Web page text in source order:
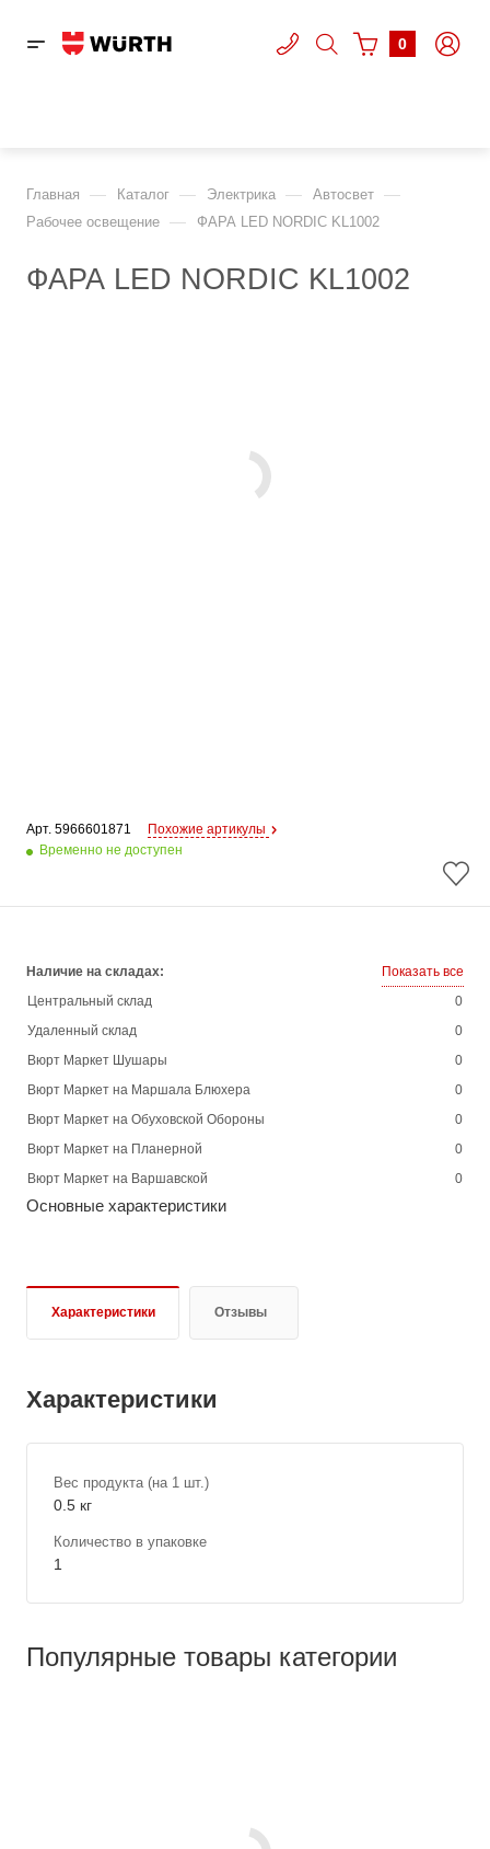
0
Главная — Каталог — Электрика — Автосвет —
Рабочее освещение — ФАРА LED NORDIC KL1002
ФАРА LED NORDIC KL1002
Арт. 5966601871
Похожие артикулы
Временно не доступен
Наличие на складах:
Показать все
Центральный склад
0
Удаленный склад
0
Вюрт Маркет Шушары
0
Вюрт Маркет на Маршала Блюхера
0
Вюрт Маркет на Обуховской Обороны
0
Вюрт Маркет на Планерной
0
Вюрт Маркет на Варшавской
0
Основные характеристики
Характеристики Отзывы
Характеристики
Вес продукта (на 1 шт.)
0.5 кг
Количество в упаковке
1
Популярные товары категории